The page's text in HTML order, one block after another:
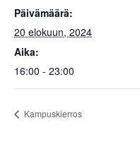
Päivämäärä:
20 elokuun, 2024
Aika:
16:00 - 23:00
Kampuskierros